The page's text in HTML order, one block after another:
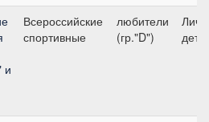
и
Всероссийские
спортивные
любители
(гр."D")